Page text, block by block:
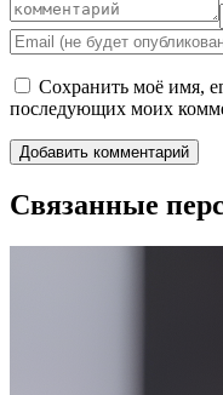
Сохранить моё имя,
последующих моих
Связанные